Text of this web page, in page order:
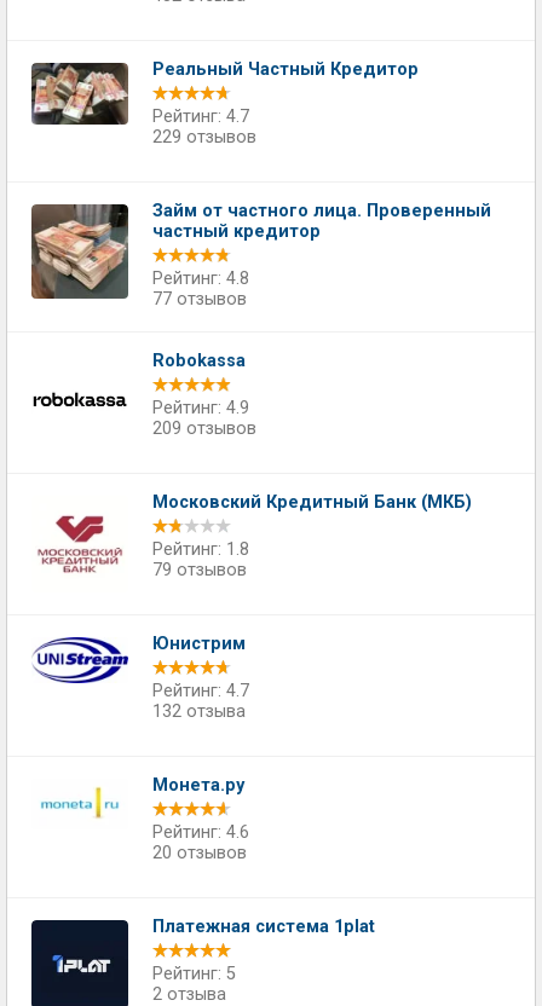
Реальный Частный Кредитор
Рейтинг: 4.7
229 отзывов
Займ от частного лица. Проверенный
частный кредитор
Рейтинг: 4.8
77 отзывов
Robokassa
Рейтинг: 4.9
209 отзывов
Московский Кредитный Банк (МКБ)
Рейтинг: 1.8
79 отзывов
Юнистрим
Рейтинг: 4.7
132 отзыва
Монета.ру
Рейтинг: 4.6
20 отзывов
Платежная система 1plat
Рейтинг: 5
2 отзыва